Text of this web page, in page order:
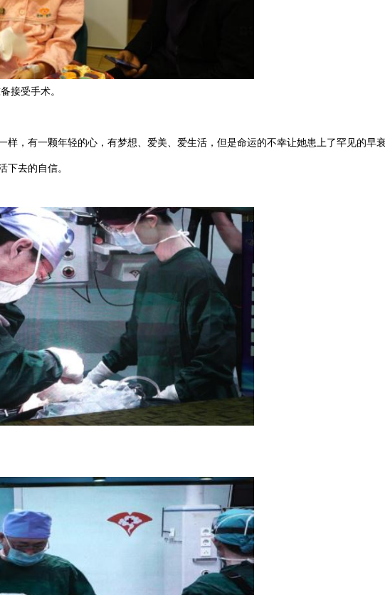
受手术。
样，有一颗年轻的心，有梦想、爱美、爱生活，但是命运的不幸让她患上了罕见的早
下去的自信。